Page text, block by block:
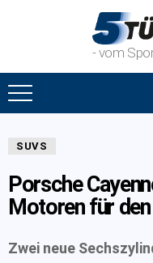
- vom
SUVS
Porsche
Motoren für den
Zwei neue